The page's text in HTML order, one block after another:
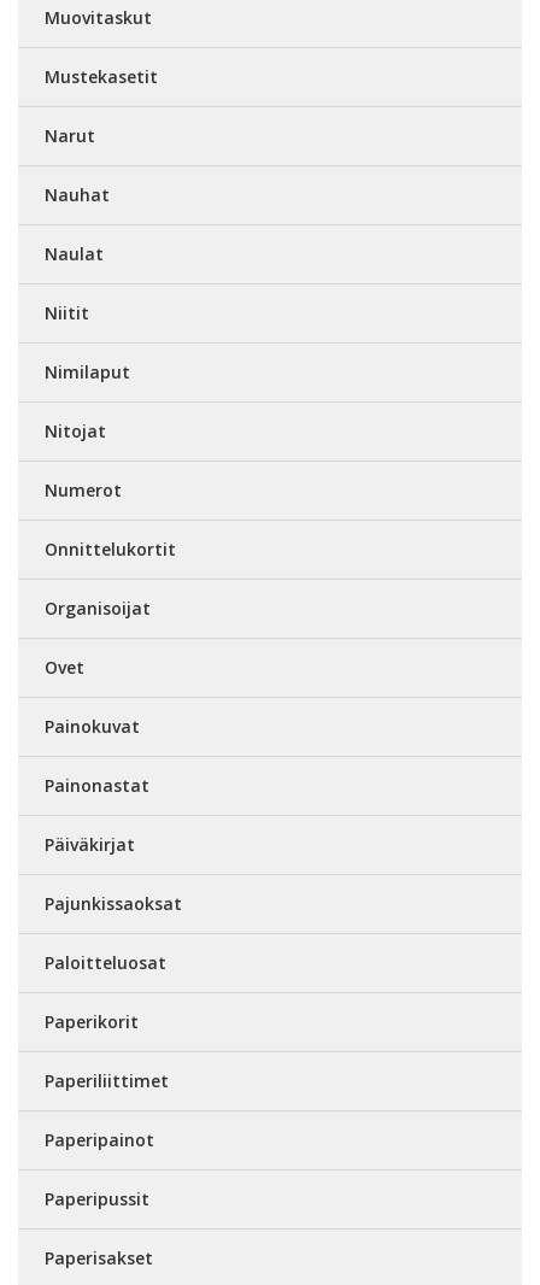
Muovitaskut
Mustekasetit
Narut
Nauhat
Naulat
Niitit
Nimilaput
Nitojat
Numerot
Onnittelukortit
Organisoijat
Ovet
Painokuvat
Painonastat
Päiväkirjat
Pajunkissaoksat
Paloitteluosat
Paperikorit
Paperiliittimet
Paperipainot
Paperipussit
Paperisakset